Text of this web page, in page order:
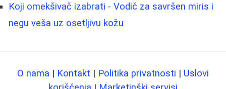
Koji omekšivač izabrati - Vodič za savršen miris i
negu veša uz osetljivu kožu
O nama | Kontakt | Politika privatnosti | Uslovi